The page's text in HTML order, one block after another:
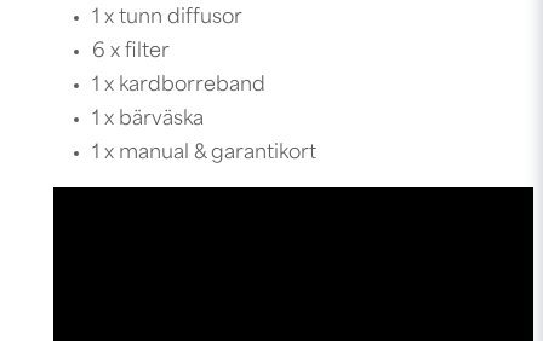
1 x tunn diffusor
6 x filter
1 x kardborreband
1 x bärväska
1 x manual & garantikort